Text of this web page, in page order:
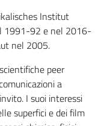
Institut
1991-92 e nel 2016-
nel 2005.
peer
a
I suoi interessi
superfici e dei film